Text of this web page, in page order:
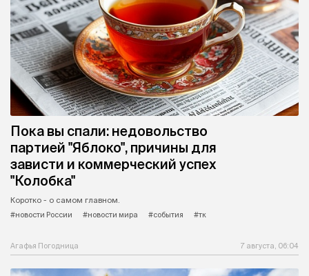
Пока вы спали: недовольство
партией "Яблоко", причины для
зависти и коммерческий успех
"Колобка"
Коротко - о самом главном.
#новости России
#новости мира #события #тк
Агафья Погодница 7 августа, 06:04